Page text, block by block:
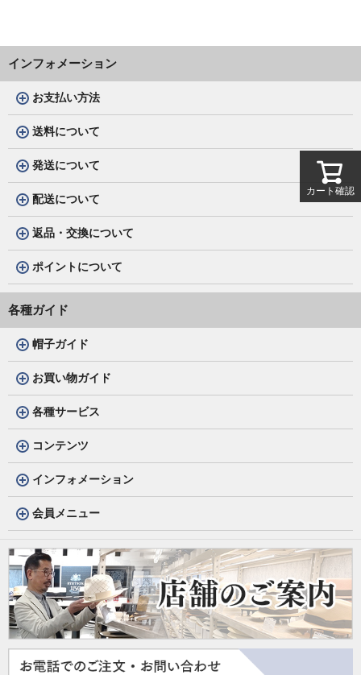
インフォメーション
お支払い方法
送料について
発送について
配送について
返品・交換について
ポイントについて
各種ガイド
帽子ガイド
お買い物ガイド
各種サービス
コンテンツ
インフォメーション
会員メニュー
カート確認